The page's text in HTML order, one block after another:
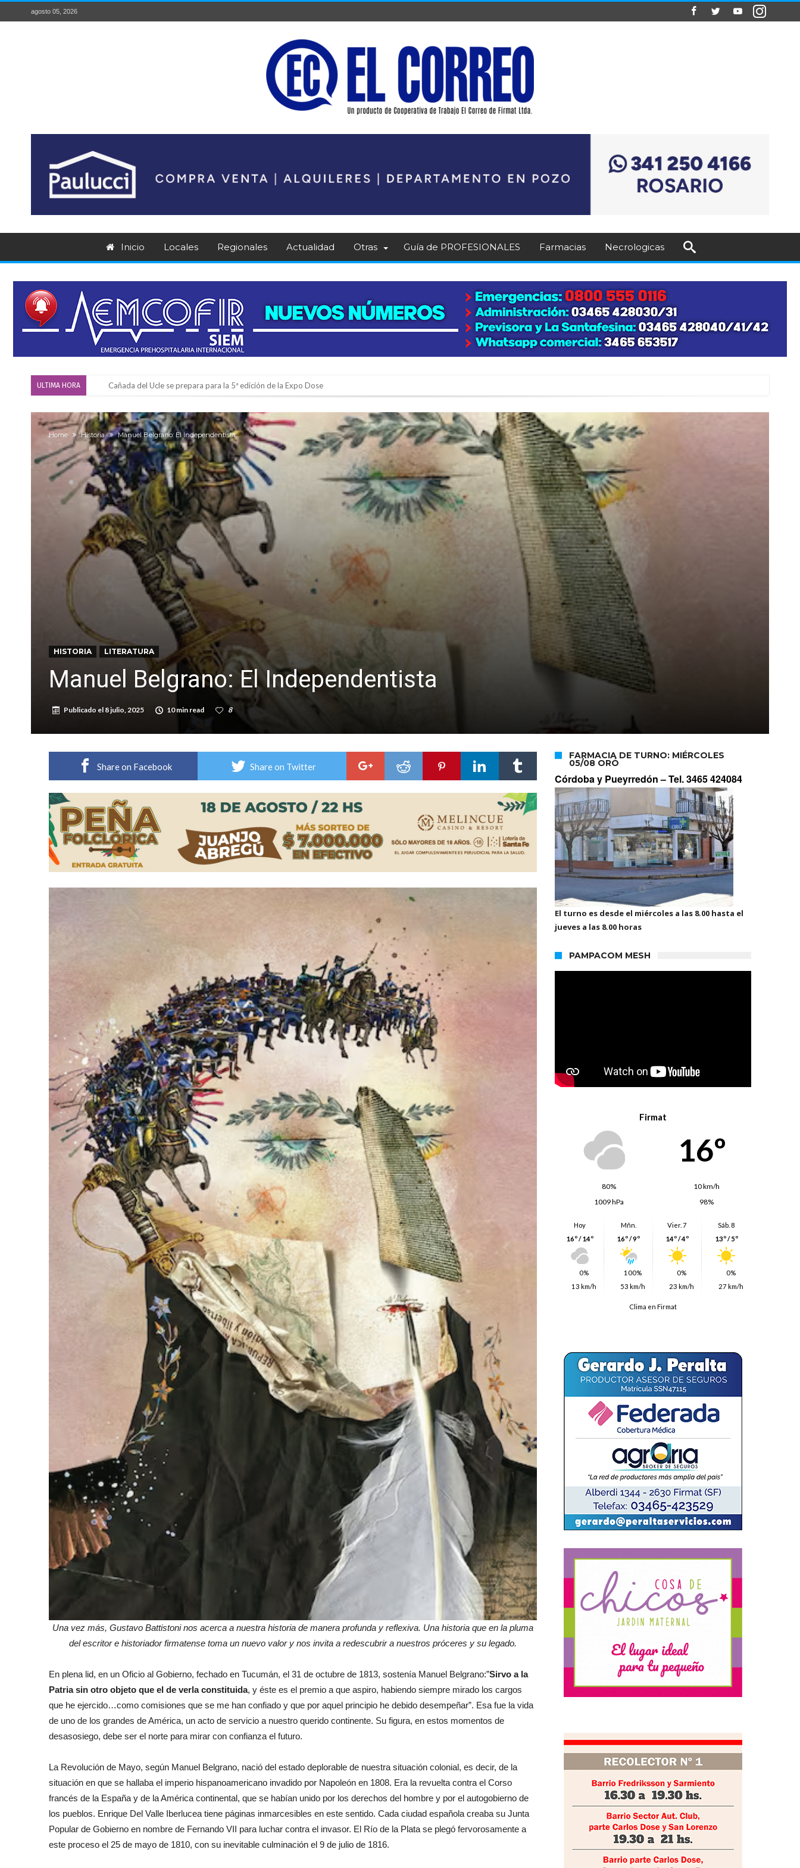
agosto 05, 2026
Inicio Locales Regionales Actualidad Otras Guía de PROFESIONALES Farmacias Necrologicas
ULTIMA HORA Cañada del Ucle se prepara para la 5ª edición de la Expo Dose
Villada: evalúan obras preventivas ante posibles lluvias intensas
Elortondo: avanza el plan de pavimentación con la licitación de cinco nuevas cuadras
Chovet realizó el primer taller de coaching para emprendedores
Confirmaron la fecha de la maratón “Gödeken Corre”
Comienza una mesa de lectura sobre literatura japonesa en la Biblioteca Popular Nosotros
Sueño albiceleste: la arquera firmatense Jazmín David fue citada a la Selección Argentina
Roxana Carabajal dejó su huella en la peña de Casino Melincué
Clima: comienza un trimestre cálido y con precipitaciones para el sur santafesino
Home Historia Manuel Belgrano: El Independentista
HISTORIA LITERATURA
Manuel Belgrano: El Independentista
Publicado el 8 julio, 2025 10 min read 8
Share on Facebook Share on Twitter
Una vez más, Gustavo Battistoni nos acerca a nuestra historia de manera profunda y reflexiva. Una historia que en la pluma
del escritor e historiador firmatense toma un nuevo valor y nos invita a redescubrir a nuestros próceres y su legado.
En plena lid, en un Oficio al Gobierno, fechado en Tucumán, el 31 de octubre de 1813, sostenía Manuel Belgrano:”Sirvo a la
Patria sin otro objeto que el de verla constituida, y éste es el premio a que aspiro, habiendo siempre mirado los cargos
que he ejercido…como comisiones que se me han confiado y que por aquel principio he debido desempeñar”. Esa fue la vida
de uno de los grandes de América, un acto de servicio a nuestro querido continente. Su figura, en estos momentos de
desasosiego, debe ser el norte para mirar con confianza el futuro.
La Revolución de Mayo, según Manuel Belgrano, nació del estado deplorable de nuestra situación colonial, es decir, de la
situación en que se hallaba el imperio hispanoamericano invadido por Napoleón en 1808. Era la revuelta contra el Corso
francés de la España y de la América continental, que se habían unido por los derechos del hombre y por el autogobierno de
los pueblos. Enrique Del Valle Iberlucea tiene páginas inmarcesibles en este sentido. Cada ciudad española creaba su Junta
Popular de Gobierno en nombre de Fernando VII para luchar contra el invasor. El Río de la Plata se plegó fervorosamente a
este proceso el 25 de mayo de 1810, con su inevitable culminación el 9 de julio de 1816.
FARMACIA DE TURNO: MIÉRCOLES
05/08 ORÓ
Córdoba y Pueyrredón –Tel. 3465 424084
El turno es desde el miércoles a las 8.00 hasta el
jueves a las 8.00 horas
PAMPACOM MESH
Firmat
16º
80%
10 km/h
1009 hPa
98%
Hoy
16º / 14º
0%
13 km/h
Mñn.
16º / 9º
100%
53 km/h
Vier. 7
14º / 4º
0%
23 km/h
Sáb. 8
13º / 5º
0%
27 km/h
Clima en Firmat